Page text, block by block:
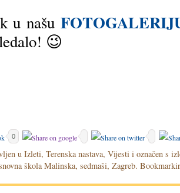
u našu
😉
0
u Izleti, Terenska nastava, Vijesti i označen s
škola Malinska, sedmaši, Zagreb.